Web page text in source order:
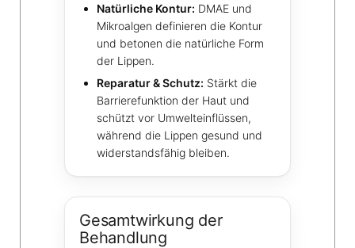
Natürliche Kontur: DMAE und
Mikroalgen definieren die Kontur
und betonen die natürliche Form
der Lippen.
Reparatur & Schutz: Stärkt die
Barrierefunktion der Haut und
schützt vor Umwelteinflüssen,
während die Lippen gesund und
widerstandsfähig bleiben.
Gesamtwirkung der
Behandlung